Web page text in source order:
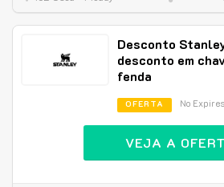
Desconto
desconto em
fenda
OFERTA No Expires
VEJA A